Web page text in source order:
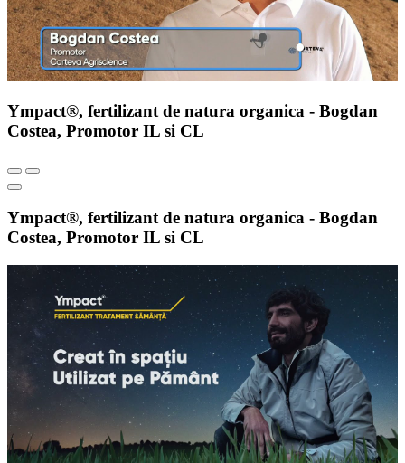
Ympact®, fertilizant de natura organica - Bogdan
Costea, Promotor IL si CL
Ympact®, fertilizant de natura organica - Bogdan
Costea, Promotor IL si CL